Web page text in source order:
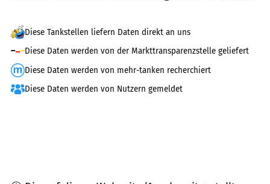
Diese Tankstellen liefern Daten direkt an uns
Diese Daten werden von der Markttransparenzstelle geliefert
Diese Daten werden von mehr-tanken recherchiert
Diese Daten werden von Nutzern gemeldet